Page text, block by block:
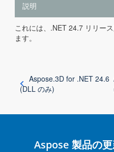
説明
これには、.NET 24.7 リリー
ます。
Aspose.3D for .NET 24.6
(DLL のみ)
Aspose 製品の